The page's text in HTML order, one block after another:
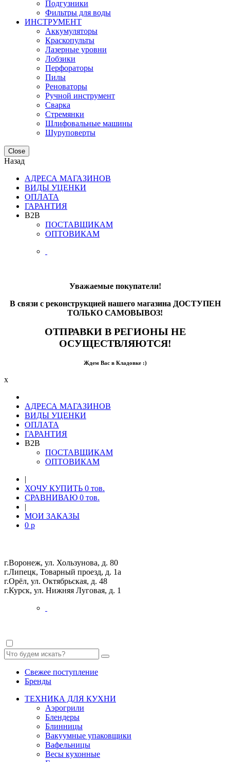
Подгузники
Фильтры для воды
ИНСТРУМЕНТ
Аккумуляторы
Краскопульты
Лазерные уровни
Лобзики
Перфораторы
Пилы
Реноваторы
Ручной инструмент
Сварка
Стремянки
Шлифовальные машины
Шуруповерты
Close
Назад
АДРЕСА МАГАЗИНОВ
ВИДЫ УЦЕНКИ
ОПЛАТА
ГАРАНТИЯ
B2B
ПОСТАВЩИКАМ
ОПТОВИКАМ
Уважаемые покупатели!
В связи с реконструкцией нашего магазина ДОСТУПЕН
ТОЛЬКО САМОВЫВОЗ!
ОТПРАВКИ В РЕГИОНЫ НЕ
ОСУЩЕСТВЛЯЮТСЯ!
Ждем Вас в Кладовке :)
x
АДРЕСА МАГАЗИНОВ
ВИДЫ УЦЕНКИ
ОПЛАТА
ГАРАНТИЯ
B2B
ПОСТАВЩИКАМ
ОПТОВИКАМ
|
ХОЧУ КУПИТЬ 0 тов.
СРАВНИВАЮ 0 тов.
|
МОИ ЗАКАЗЫ
0 p
г.Воронеж, ул. Хользунова, д. 80
г.Липецк, Товарный проезд, д. 1а
г.Орёл, ул. Октябрьская, д. 48
г.Курск, ул. Нижняя Луговая, д. 1
Свежее поступление
Бренды
ТЕХНИКА ДЛЯ КУХНИ
Аэрогрили
Блендеры
Блинницы
Вакуумные упаковщики
Вафельницы
Весы кухонные